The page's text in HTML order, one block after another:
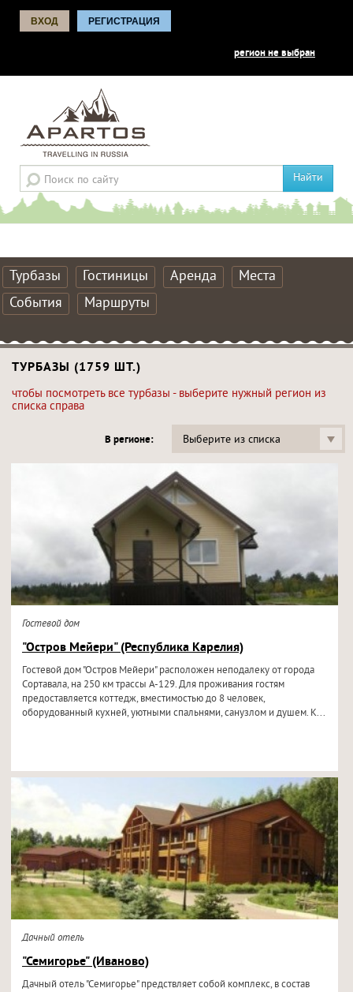
ВХОД РЕГИСТРАЦИЯ
регион не выбран
Найти
Турбазы Гостиницы Аренда
Места
События
Маршруты
ТУРБАЗЫ (1759 ШТ.)
чтобы посмотреть все турбазы - выберите нужный регион из
списка справа
В регионе: Выберите из списка
Гостевой дом
"Остров Мейери" (Республика Карелия)
Гостевой дом "Остров Мейери" расположен неподалеку от города
Сортавала, на 250 км трассы А-129. Для проживания гостям
предоставляется коттедж, вместимостью до 8 человек,
оборудованный кухней, уютными спальнями, санузлом и душем. К...
Дачный отель
"Семигорье" (Иваново)
Дачный отель "Семигорье" предствляет собой комплекс, в состав